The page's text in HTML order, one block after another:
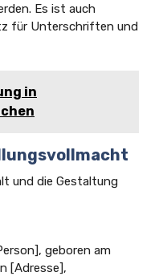
Es ist auch
für Unterschriften und
in
und die Gestaltung
geboren am
[Adresse],